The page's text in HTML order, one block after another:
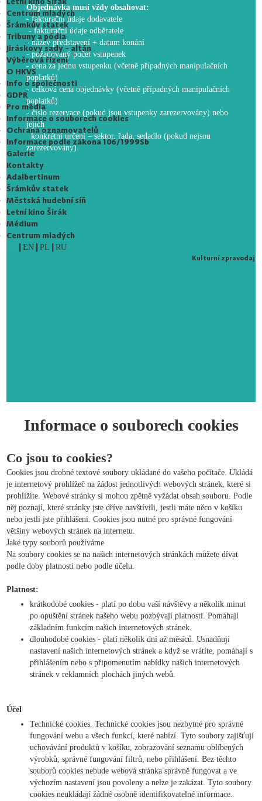
Centrum mladých
Šrámkův statek
Tribuny a pódia
Jiráskovy sady - altán
Výběrová řízení
O HKVS
Info o společnosti
GDPR
Pro média
Informace o souborech cookies
Ochrana oznamovatelů
Informace podle zákona 106/1999Sb
Galerie
Kontakty
Adalbertinum
Šrámkův statek
Městská hudební síň
Letní kino Širák
Médium
Centrum mladých
|EN |PL |RU
Kulturní zpravodaj
Objednávka musí vždy obsahovat:
- fakturační údaje dodavatele
- fakturační údaje odběratele
- název představení + datum konání
- požadovaný počet vstupenek
- cena za jednu vstupenku (včetně případných manipulačních
poplatků)
- celková cena objednávky (včetně případných manipulačních
poplatků)
- číslo rezervace (pokud jsou vstupenky zarezervovány) nebo
jejich
konkrétní určení – sektor, řada, sedadlo (pokud nejsou
zarezervovány)
Informace o souborech cookies
Co jsou to cookies?
Cookies jsou drobné textové soubory ukládané do vašeho počítače. Ukládá
je internetový prohlížeč na žádost jednotlivých webových stránek, které si
prohlížíte. Webové stránky si mohou zpětně vyžádat obsah souboru. Podle
něj poznají, které stránky jste dříve navštívili, jestli máte něco v košíku
nebo jestli jste přihlášeni. Cookies jsou nutné pro správné fungování
většiny webových stránek na internetu.
Jaké typy souborů používáme
Na soubory cookies se na našich internetových stránkách můžete dívat
podle doby platnosti nebo podle účelu.
Platnost:
krátkodobé cookies - platí po dobu vaší návštěvy a několik minut
po opuštění stránek našeho webu pozbývají platnosti. Pomáhají
základním funkcím našich internetových stránek.
dlouhodobé cookies - platí několik dní až měsíců. Usnadňují
nastavení našich internetových stránek a když se vrátíte, pomáhají s
přihlášením nebo s připomenutím nabídky našich internetových
stránek v reklamních plochách jiných webů.
Účel
Technické cookies. Technické cookies jsou nezbytné pro správné
fungování webu a všech funkcí, které nabízí. Tyto soubory zajišťují
uchovávání produktů v košíku, zobrazování seznamu oblíbených
výrobků, správné fungování filtrů, nebo přihlášení. Bez těchto
souborů cookies nebude webová stránka správně fungovat a ve
výchozím nastavení jsou povoleny a nelze je zakázat. Tyto soubory
cookies neukládají žádné osobně identifikovatelné informace.